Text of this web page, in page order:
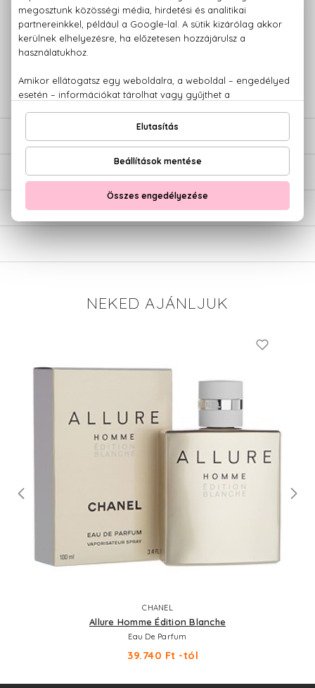
100% eredeti termékek,14 napos visszaküldési garanciával
779 1926
ÉRTÉKELÉSEK (0)
SZÁLLÍTÁS
NEKED AJÁNLJUK
CHANEL
Allure Homme Édition Blanche
Eau De Parfum
39.740 Ft -tól